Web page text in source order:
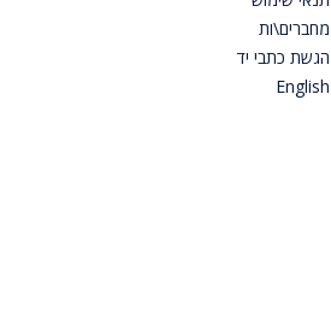
מחברים\ות
הגשת כתבי יד
English